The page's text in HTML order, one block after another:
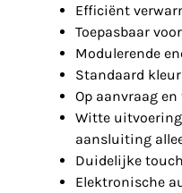
Efficiënt
Toepasbaar
Modulerende
Standaard kleur
Op aanvraag
Witte
aansluiting
Duidelijke
Elektronische